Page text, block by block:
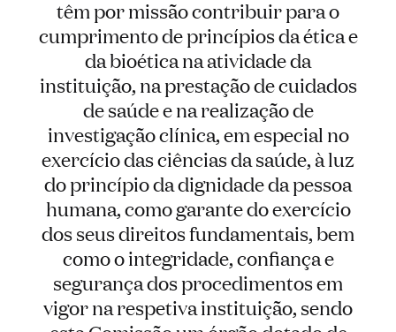
têm por missão contribuir para o
cumprimento de princípios da ética e
da bioética na atividade da
instituição, na prestação de cuidados
de saúde e na realização de
investigação clínica, em especial no
exercício das ciências da saúde, à luz
do princípio da dignidade da pessoa
humana, como garante do exercício
dos seus direitos fundamentais, bem
como o integridade, confiança e
segurança dos procedimentos em
vigor na respetiva instituição, sendo